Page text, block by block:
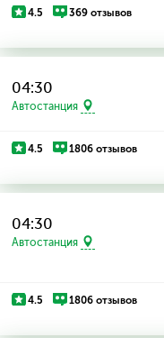
4.5 369 отзывов
04:30
Автостанция
4.5 1806 отзывов
04:30
Автостанция
4.5 1806 отзывов